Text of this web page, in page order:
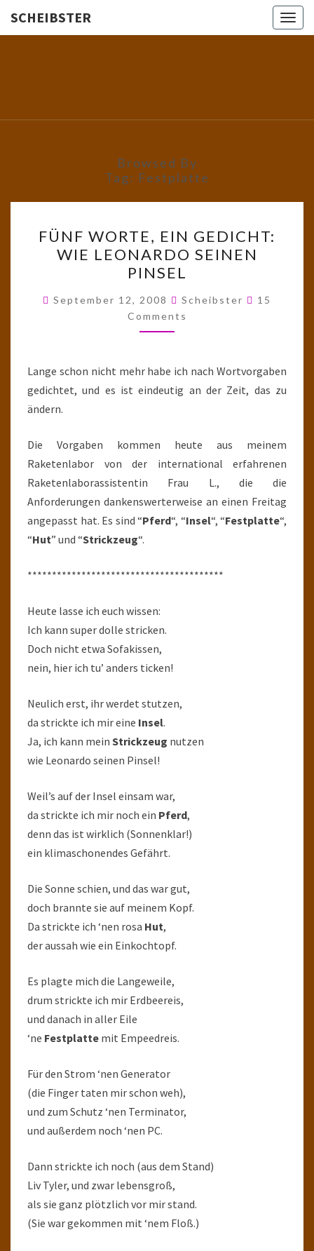
SCHEIBSTER
School!
Browsed By
Tag: Festplatte
WORTE,
EIN
GEDICHT:
WIE
LEONARDO
SEINEN
FÜNF WORTE, EIN GEDICHT:
WIE LEONARDO SEINEN
PINSEL
September 12, 2008 Scheibster Comments
15
Comments
Lange schon nicht mehr habe ich nach Wortvorgaben
gedichtet, und es ist eindeutig an der Zeit, das zu
ändern.
Die Vorgaben kommen heute aus meinem
Raketenlabor von der international erfahrenen
Raketenlaborassistentin Frau L., die die
Anforderungen dankenswerterweise an einen Freitag
angepasst hat. Es sind “Pferd“, “Insel“, “Festplatte“,
“Hut” und “Strickzeug“.
****************************************
Heute lasse ich euch wissen:
Ich kann super dolle stricken.
Doch nicht etwa Sofakissen,
nein, hier ich tu’ anders ticken!
Neulich erst, ihr werdet stutzen,
da strickte ich mir eine Insel.
Ja, ich kann mein Strickzeug nutzen
wie Leonardo seinen Pinsel!
Weil’s auf der Insel einsam war,
da strickte ich mir noch ein Pferd,
denn das ist wirklich (Sonnenklar!)
ein klimaschonendes Gefährt.
Die Sonne schien, und das war gut,
doch brannte sie auf meinem Kopf.
Da strickte ich ‘nen rosa Hut,
der aussah wie ein Einkochtopf.
Es plagte mich die Langeweile,
drum strickte ich mir Erdbeereis,
und danach in aller Eile
‘ne Festplatte mit Empeedreis.
Für den Strom ‘nen Generator
(die Finger taten mir schon weh),
und zum Schutz ‘nen Terminator,
und außerdem noch ‘nen PC.
Dann strickte ich noch (aus dem Stand)
Liv Tyler, und zwar lebensgroß,
als sie ganz plötzlich vor mir stand.
(Sie war gekommen mit ‘nem Floß.)